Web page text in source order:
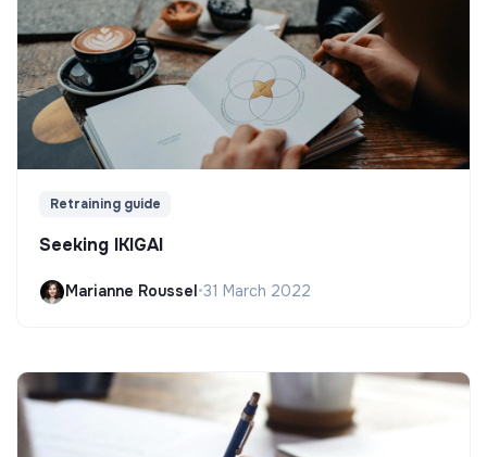
Retraining guide
Seeking IKIGAI
Marianne Roussel •31 March 2022